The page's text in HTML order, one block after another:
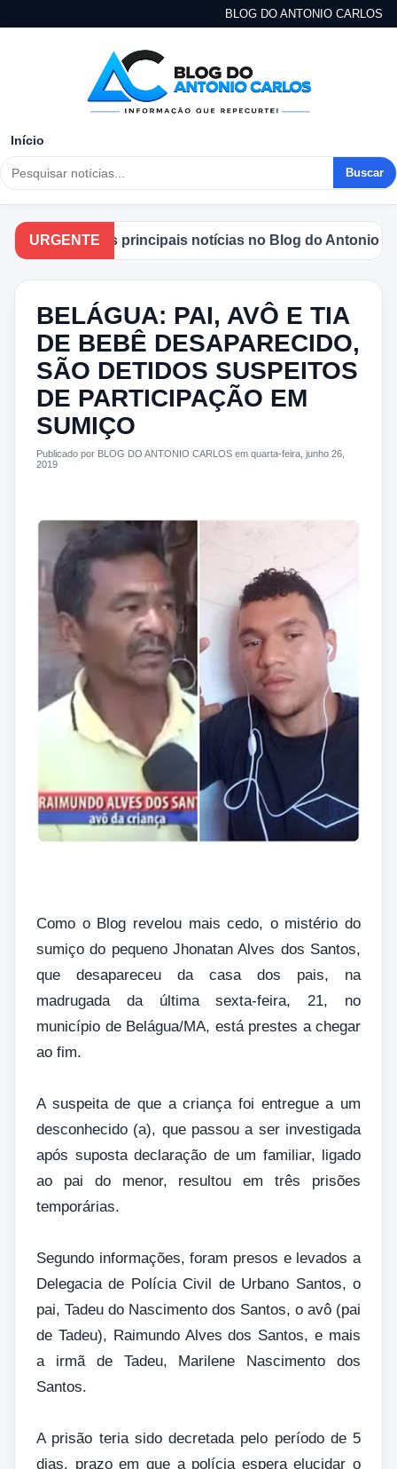
BLOG DO ANTONIO CARLOS
Início
Buscar
URGENTEas principais notícias no Blog do Antonio
BELÁGUA: PAI, AVÔ E TIA
DE BEBÊ DESAPARECIDO,
SÃO DETIDOS SUSPEITOS
DE PARTICIPAÇÃO EM
SUMIÇO
Publicado por BLOG DO ANTONIO CARLOS em quarta-feira, junho 26,
2019
Como o Blog revelou mais cedo, o mistério do
sumiço do pequeno Jhonatan Alves dos Santos,
que desapareceu da casa dos pais, na
madrugada da última sexta-feira, 21, no
município de Belágua/MA, está prestes a chegar
ao fim.
A suspeita de que a criança foi entregue a um
desconhecido (a), que passou a ser investigada
após suposta declaração de um familiar, ligado
ao pai do menor, resultou em três prisões
temporárias.
Segundo informações, foram presos e levados a
Delegacia de Polícia Civil de Urbano Santos, o
pai, Tadeu do Nascimento dos Santos, o avô (pai
de Tadeu), Raimundo Alves dos Santos, e mais
a irmã de Tadeu, Marilene Nascimento dos
Santos.
A prisão teria sido decretada pelo período de 5
dias, prazo em que a polícia espera elucidar o